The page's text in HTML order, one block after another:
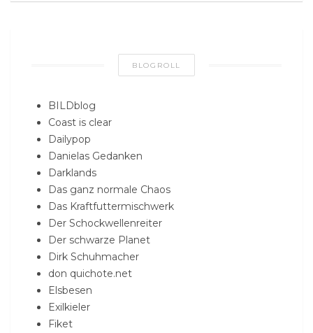
BLOGROLL
BILDblog
Coast is clear
Dailypop
Danielas Gedanken
Darklands
Das ganz normale Chaos
Das Kraftfuttermischwerk
Der Schockwellenreiter
Der schwarze Planet
Dirk Schuhmacher
don quichote.net
Elsbesen
Exilkieler
Fiket